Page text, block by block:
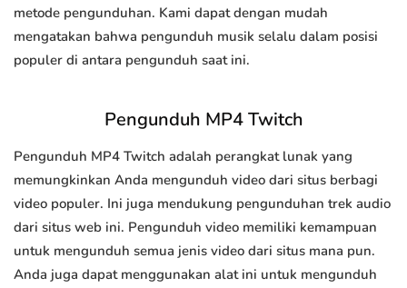
metode pengunduhan. Kami dapat dengan mudah
mengatakan bahwa pengunduh musik selalu dalam posisi
populer di antara pengunduh saat ini.
Pengunduh MP4 Twitch
Pengunduh MP4 Twitch adalah perangkat lunak yang
memungkinkan Anda mengunduh video dari situs berbagi
video populer. Ini juga mendukung pengunduhan trek audio
dari situs web ini. Pengunduh video memiliki kemampuan
untuk mengunduh semua jenis video dari situs mana pun.
Anda juga dapat menggunakan alat ini untuk mengunduh